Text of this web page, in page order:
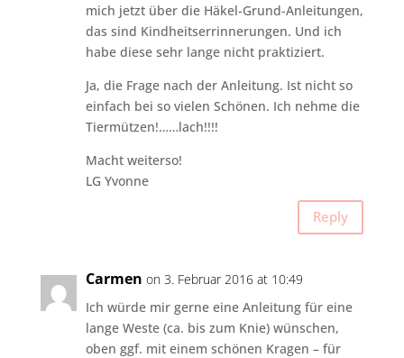
mich jetzt über die Häkel-Grund-Anleitungen,
das sind Kindheitserrinnerungen. Und ich
habe diese sehr lange nicht praktiziert.
Ja, die Frage nach der Anleitung. Ist nicht so
einfach bei so vielen Schönen. Ich nehme die
Tiermützen!……lach!!!!
Macht weiterso!
LG Yvonne
Reply
Carmen on 3. Februar 2016 at 10:49
Ich würde mir gerne eine Anleitung für eine
lange Weste (ca. bis zum Knie) wünschen,
oben ggf. mit einem schönen Kragen – für